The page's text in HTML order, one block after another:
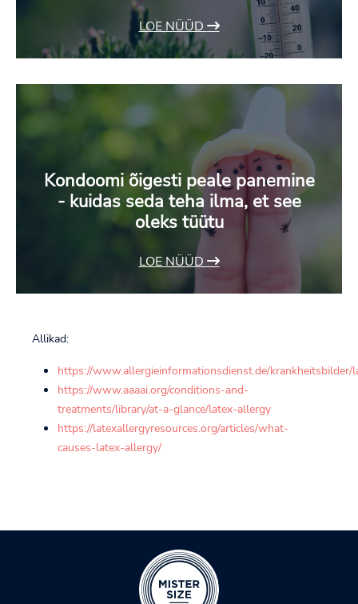
LOE NÜÜD
Kondoomi õigesti peale panemine
- kuidas seda teha ilma, et see
oleks tüütu
LOE NÜÜD
Allikad:
https://www.allergieinformationsdienst.de/krankheitsbilder/
https://www.aaaai.org/conditions-and-
treatments/library/at-a-glance/latex-allergy
https://latexallergyresources.org/articles/what-
causes-latex-allergy/